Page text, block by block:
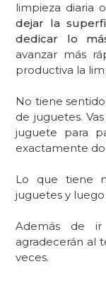
limpieza diaria
dejar la
dedicar lo
avanzar más
productiva la
No tiene
de juguetes.
juguete para
exactamente
Lo que tiene
juguetes y
Además de
agradecerán al
veces.